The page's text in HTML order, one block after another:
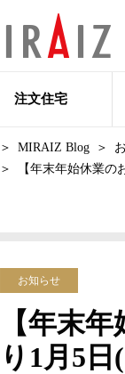
注文住宅
MIRAIZ Blog
【年末年始休業
お知らせ
【年末
り1月5